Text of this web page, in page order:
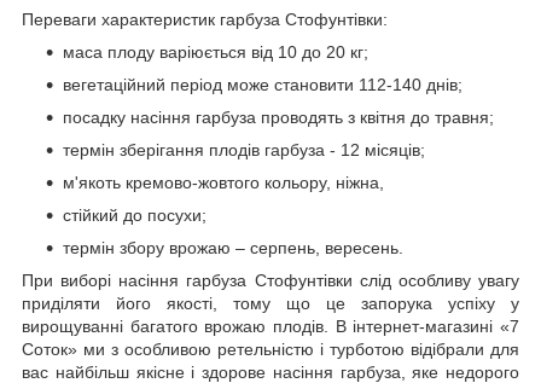
Переваги характеристик гарбуза Стофунтівки:
маса плоду варіюється від 10 до 20 кг;
вегетаційний період може становити 112-140 днів;
посадку насіння гарбуза проводять з квітня до травня;
термін зберігання плодів гарбуза - 12 місяців;
м'якоть кремово-жовтого кольору, ніжна,
стійкий до посухи;
термін збору врожаю – серпень, вересень.
При виборі насіння гарбуза Стофунтівки слід особливу увагу
приділяти його якості, тому що це запорука успіху у
вирощуванні багатого врожаю плодів. В інтернет-магазині «7
Соток» ми з особливою ретельністю і турботою відібрали для
вас найбільш якісне і здорове насіння гарбуза, яке недорого